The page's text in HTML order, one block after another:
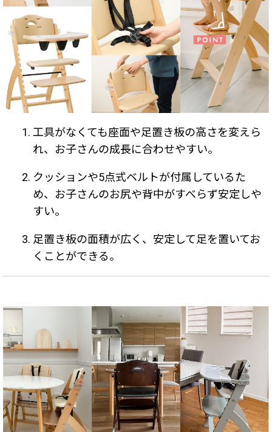
工具がなくても座面や足置き板の高さを変えら
れ、お子さんの成長に合わせやすい。
クッションや5点式ベルトが付属しているた
め、お子さんのお尻や背中がすべらず安定しや
すい。
足置き板の面積が広く、安定して足を置いてお
くことができる。